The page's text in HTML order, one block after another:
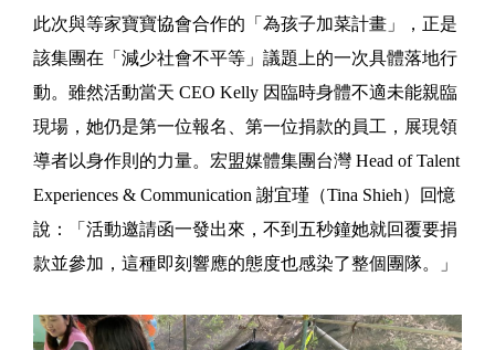
此次與等家寶寶協會合作的「為孩子加菜計畫」，正是
該集團在「減少社會不平等」議題上的一次具體落地行
動。雖然活動當天 CEO Kelly 因臨時身體不適未能親臨
現場，她仍是第一位報名、第一位捐款的員工，展現領
導者以身作則的力量。宏盟媒體集團台灣 Head of Talent
Experiences & Communication 謝宜瑾（Tina Shieh）回憶
說：「活動邀請函一發出來，不到五秒鐘她就回覆要捐
款並參加，這種即刻響應的態度也感染了整個團隊。」